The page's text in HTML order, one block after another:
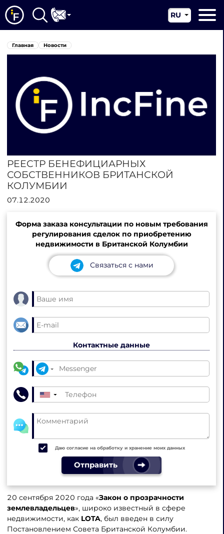
О нас
Новости
RU
EN
Главная Новости
РЕЕСТР БЕНЕФИЦИАРНЫХ
СОБСТВЕННИКОВ БРИТАНСКОЙ
КОЛУМБИИ
07.12.2020
Форма заказа консультации по новым требования
регулирования сделок по приобретению
недвижимости в Британской Колумбии
Связаться с нами
Контактные данные
▼
Даю согласие на обработку и хранение моих данных
Отправить
20 сентября 2020 года «Закон о прозрачности
землевладельцев», широко известный в сфере
недвижимости, как LOTA, был введен в силу
Постановлением Совета Британской Колумбии.